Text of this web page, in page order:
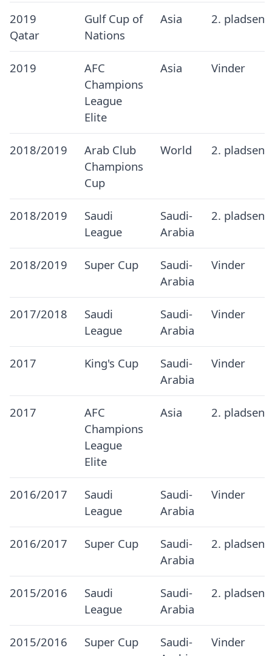
2019
Qatar
Gulf Cup of
Nations
Asia 2. pladsen
2019
AFC
Champions
League
Elite
Asia Vinder
2018/2019
Arab Club
Champions
Cup
World 2. pladsen
2018/2019
Saudi
League
Saudi-
Arabia
2. pladsen
2018/2019 Super Cup
Saudi-
Arabia
Vinder
2017/2018
Saudi
League
Saudi-
Arabia
Vinder
2017 King's Cup
Saudi-
Arabia
Vinder
2017
AFC
Champions
League
Elite
Asia 2. pladsen
2016/2017
Saudi
League
Saudi-
Arabia
Vinder
2016/2017 Super Cup
Saudi-
Arabia
2. pladsen
2015/2016
Saudi
League
Saudi-
Arabia
2. pladsen
2015/2016 Super Cup
Saudi-
Vinder